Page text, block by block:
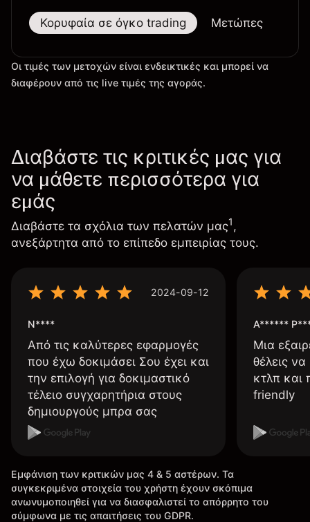
Κορυφαία σε όγκο trading Μετώπες
Οι τιμές των μετοχών είναι ενδεικτικές και μπορεί να
διαφέρουν από τις live τιμές της αγοράς.
Διαβάστε τις κριτικές μας για
να μάθετε περισσότερα για
εμάς
Διαβάστε τα σχόλια των πελατών μας1,
ανεξάρτητα από το επίπεδο εμπειρίας τους.
2024-09-12
N****
Από τις καλύτερες εφαρμογές
που έχω δοκιμάσει Σου έχει και
την επιλογή για δοκιμαστικό
τέλειο συγχαρητήρια στους
δημιουργούς μπρα σας
A******
Μια
θέλεις
κτλπ και
friendly
Εμφάνιση των κριτικών μας 4 & 5 αστέρων. Τα
συγκεκριμένα στοιχεία του χρήστη έχουν σκόπιμα
ανωνυμοποιηθεί για να διασφαλιστεί το απόρρητο του
σύμφωνα με τις απαιτήσεις του GDPR.